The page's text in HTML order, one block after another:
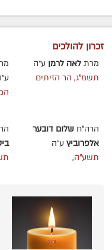
זכרון להולכים
מרתלאה לרמן ע״ה
תשמ"ג, הר הזיתים
הרה"חשלום דובער
אלפרוביץ ע״ה
תשע"ה,